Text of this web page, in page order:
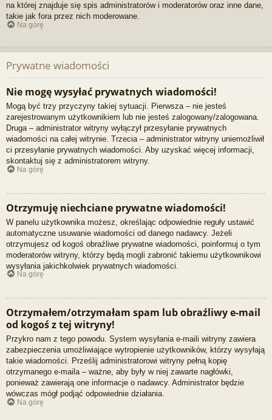
na której znajduje się spis administratorów i moderatorów oraz inne dane,
takie jak fora przez nich moderowane.
Na górę
Prywatne wiadomości
Nie mogę wysyłać prywatnych wiadomości!
Mogą być trzy przyczyny takiej sytuacji. Pierwsza – nie jesteś
zarejestrowanym użytkownikiem lub nie jesteś zalogowany/zalogowana.
Druga – administrator witryny wyłączył przesyłanie prywatnych
wiadomości na całej witrynie. Trzecia – administrator witryny uniemożliwił
ci przesyłanie prywatnych wiadomości. Aby uzyskać więcej informacji,
skontaktuj się z administratorem witryny.
Na górę
Otrzymuję niechciane prywatne wiadomości!
W panelu użytkownika możesz, określając odpowiednie reguły ustawić
automatyczne usuwanie wiadomości od danego nadawcy. Jeżeli
otrzymujesz od kogoś obraźliwe prywatne wiadomości, poinformuj o tym
moderatorów witryny, którzy będą mogli zabronić takiemu użytkownikowi
wysyłania jakichkolwiek prywatnych wiadomości.
Na górę
Otrzymałem/otrzymałam spam lub obraźliwy e-mail
od kogoś z tej witryny!
Przykro nam z tego powodu. System wysyłania e-maili witryny zawiera
zabezpieczenia umożliwiające wytropienie użytkowników, którzy wysyłają
takie wiadomości. Prześlij administratorowi witryny pełną kopię
otrzymanego e-maila – ważne, aby były w niej zawarte nagłówki,
ponieważ zawierają one informacje o nadawcy. Administrator będzie
wówczas mógł podjąć odpowiednie działania.
Na górę